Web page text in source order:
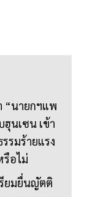
“นายกฯแพ
นเซน เข้า
รมร้ายแรง
อไม่
ยมยื่นญัตติ